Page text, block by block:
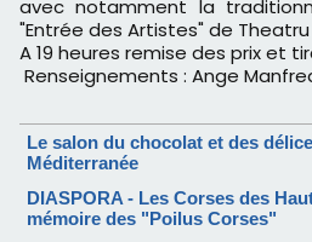
avec notamment la
"Entrée des Artistes" de
A 19 heures remise des prix et
Renseignements : Ange
Le salon du chocolat et des
Méditerranée
DIASPORA - Les Corses des
mémoire des "Poilus Corses"